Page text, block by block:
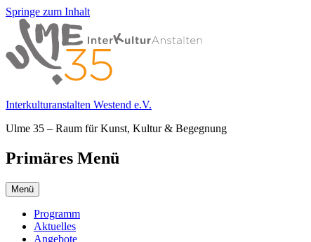
Springe zum Inhalt
Interkulturanstalten Westend e.V.
Ulme 35 – Raum für Kunst, Kultur & Begegnung
Primäres Menü
Menü
Programm
Aktuelles
Angebote